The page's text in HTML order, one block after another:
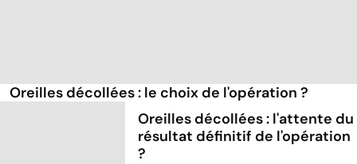
Oreilles décollées : le choix de l'opération ?
Oreilles décollées : l'attente du
résultat définitif de l'opération
?